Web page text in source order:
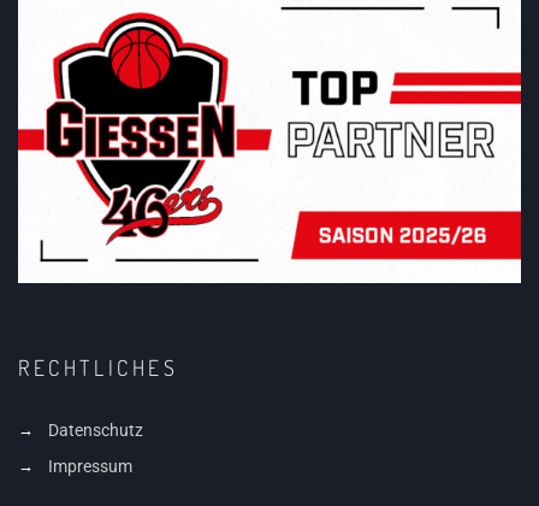
RECHTLICHES
Datenschutz
Impressum